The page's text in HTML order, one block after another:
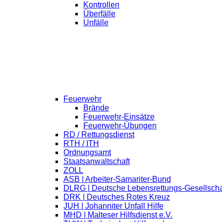
Kontrollen
Überfälle
Unfälle
Feuerwehr
Brände
Feuerwehr-Einsätze
Feuerwehr-Übungen
RD / Rettungsdienst
RTH / ITH
Ordnungsamt
Staatsanwaltschaft
ZOLL
ASB | Arbeiter-Samariter-Bund
DLRG | Deutsche Lebensrettungs-
DRK | Deutsches Rotes Kreuz
JUH | Johanniter Unfall Hilfe
MHD | Malteser Hilfsdienst e.V.